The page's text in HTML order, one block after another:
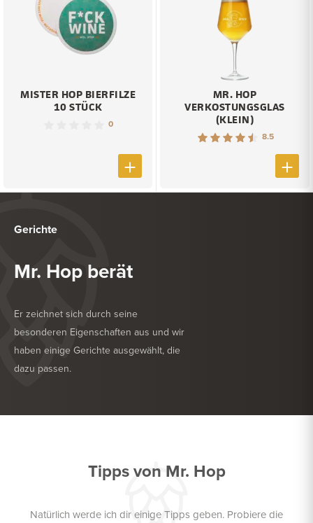
MISTER HOP BIERFILZE
10 STÜCK
0
MR. HOP
VERKOSTUNGSGLAS
(KLEIN)
8.5
Gerichte
Mr. Hop berät
Er zeichnet sich durch seine
besonderen Eigenschaften aus und wir
haben einige Gerichte ausgewählt, die
dazu passen.
KÖSTLICH ZU
Tipps von Mr. Hop
Natürlich werde ich dir einige Tipps geben. Probiere die